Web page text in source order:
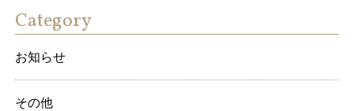
Category
お知らせ
その他